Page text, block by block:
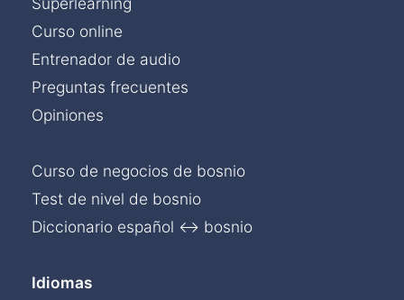
Curso online
Entrenador de audio
Preguntas frecuentes
Opiniones
Curso de negocios de bosnio
Test de nivel de bosnio
Diccionario español ↔ bosnio
Idiomas